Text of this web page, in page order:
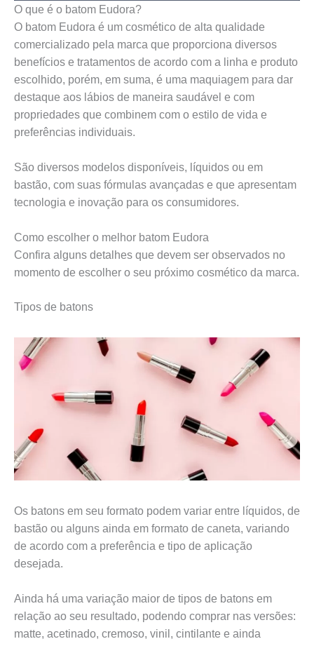
O que é o batom Eudora?
O batom Eudora é um cosmético de alta qualidade
comercializado pela marca que proporciona diversos
benefícios e tratamentos de acordo com a linha e produto
escolhido, porém, em suma, é uma maquiagem para dar
destaque aos lábios de maneira saudável e com
propriedades que combinem com o estilo de vida e
preferências individuais.
São diversos modelos disponíveis, líquidos ou em
bastão, com suas fórmulas avançadas e que apresentam
tecnologia e inovação para os consumidores.
Como escolher o melhor batom Eudora
Confira alguns detalhes que devem ser observados no
momento de escolher o seu próximo cosmético da marca.
Tipos de batons
Os batons em seu formato podem variar entre líquidos, de
bastão ou alguns ainda em formato de caneta, variando
de acordo com a preferência e tipo de aplicação
desejada.
Ainda há uma variação maior de tipos de batons em
relação ao seu resultado, podendo comprar nas versões:
matte, acetinado, cremoso, vinil, cintilante e ainda